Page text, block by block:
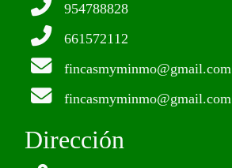
954788828
661572112
fincasmyminmo@gmail.com
fincasmyminmo@gmail.com
Dirección